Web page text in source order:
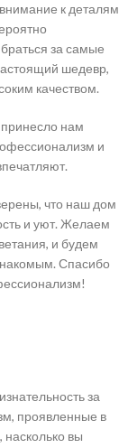
к деталям
за самые
шедевр,
качеством.
нам
и
что наш дом
и уют. Желаем
и будем
Спасибо
за
проявленные в
насколько вы